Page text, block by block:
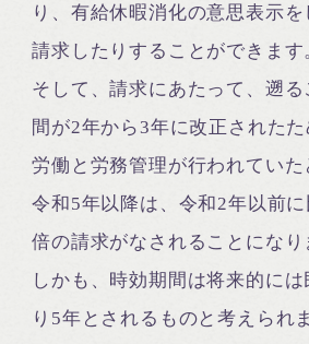
り、有給休暇消化の意思表示
請求したりすることができます
そして、請求にあたって、遡
間が2年から3年に改正された
労働と労務管理が行われていた
令和5年以降は、令和2年以前
倍の請求がなされることになり
しかも、時効期間は将来的に
り5年とされるものと考えられ